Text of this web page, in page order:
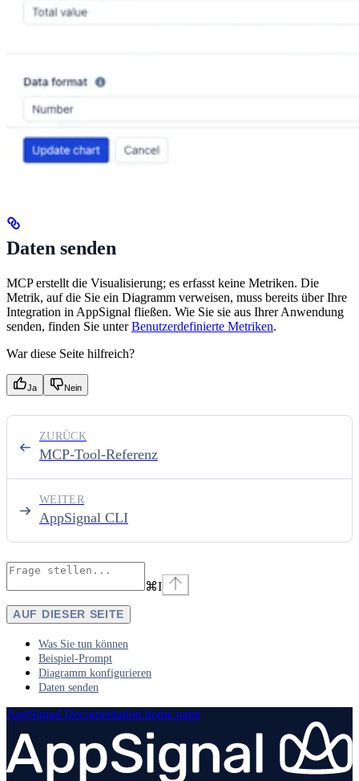
Daten senden
MCP erstellt die Visualisierung; es erfasst keine Metriken. Die
Metrik, auf die Sie ein Diagramm verweisen, muss bereits über Ihre
Integration in AppSignal fließen. Wie Sie sie aus Ihrer Anwendung
senden, finden Sie unterBenutzerdefinierte Metriken.
War diese Seite hilfreich?
Ja Nein
MCP-Tool-Referenz
ZURÜCK
AppSignal CLI
WEITER
⌘I
AUF DIESER SEITE
Was Sie tun können
Beispiel-Prompt
Diagramm konfigurieren
Daten senden
AppSignal Documentation home page